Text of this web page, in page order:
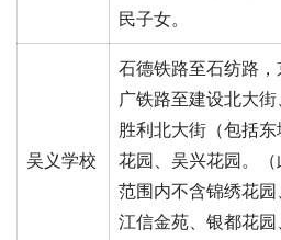
民子女。
吴义学校
石德铁路至石纺路，
广铁路至建设北大街
胜利北大街（包括东
花园、吴兴花园。（
范围内不含锦绣花园
江信金苑、银都花园